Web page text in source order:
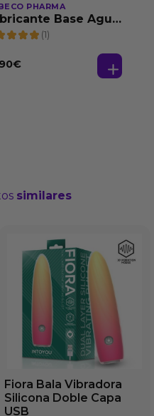
PHARMA
Base Agua
Natural 125 ml
(1)
€
similares
Fiora Bala Vibradora
Silicona Doble Capa
USB